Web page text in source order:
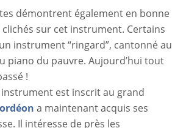
démontrent également en bonne
sur cet instrument. Certains
instrument “ringard”, cantonné au
piano du pauvre. Aujourd’hui tout
!
est inscrit au grand
a maintenant acquis ses
Il intéresse de près les